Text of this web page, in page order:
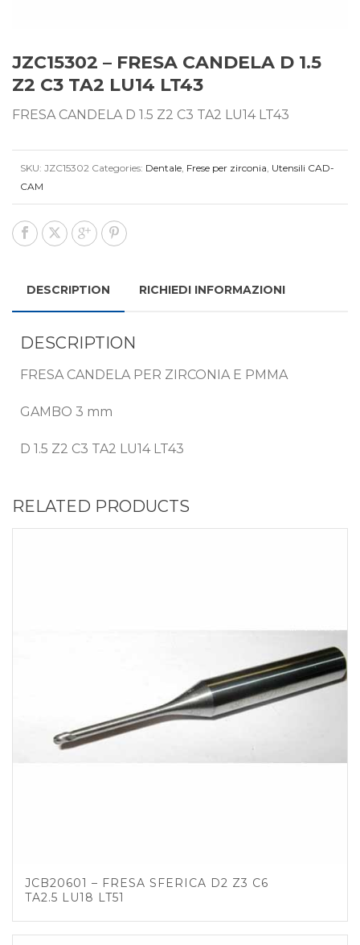
JZC15302 – FRESA CANDELA D 1.5
Z2 C3 TA2 LU14 LT43
FRESA CANDELA D 1.5 Z2 C3 TA2 LU14 LT43
SKU: JZC15302 Categories: Dentale, Frese per zirconia, Utensili CAD-
CAM
DESCRIPTION RICHIEDI INFORMAZIONI
DESCRIPTION
FRESA CANDELA PER ZIRCONIA E PMMA
GAMBO 3 mm
D 1.5 Z2 C3 TA2 LU14 LT43
RELATED PRODUCTS
JCB20601 – FRESA SFERICA D2 Z3 C6
TA2.5 LU18 LT51